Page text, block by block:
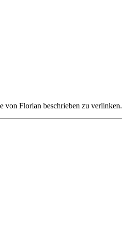
von Florian beschrieben zu verlinken.